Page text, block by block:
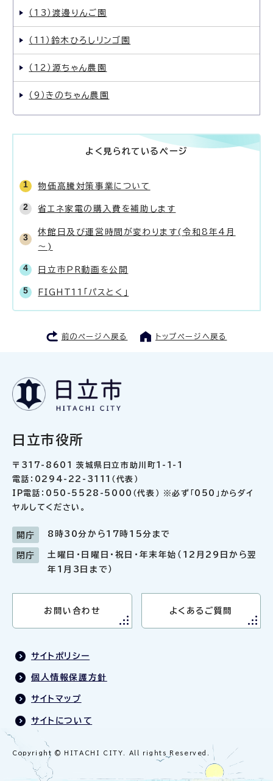
（13）渡邊りんご園
（11）鈴木ひろしリンゴ園
（12）源ちゃん農園
（9）きのちゃん農園
よく見られているページ
物価高騰対策事業について
省エネ家電の購入費を補助します
休館日及び運営時間が変わります(令和8年4月
～)
日立市PR動画を公開
FIGHT11「パスとく」
前のページへ戻る トップページへ戻る
日立市役所
〒317-8601 茨城県日立市助川町1-1-1
電話：0294-22-3111（代表）
IP電話：050-5528-5000（代表） ※必ず「050」からダイ
ヤルしてください。
開庁 8時30分から17時15分まで
閉庁
土曜日・日曜日・祝日・年末年始（12月29日から翌
年1月3日まで）
お問い合わせ よくあるご質問
サイトポリシー
個人情報保護方針
サイトマップ
サイトについて
Copyright © HITACHI CITY. All rights Reserved.